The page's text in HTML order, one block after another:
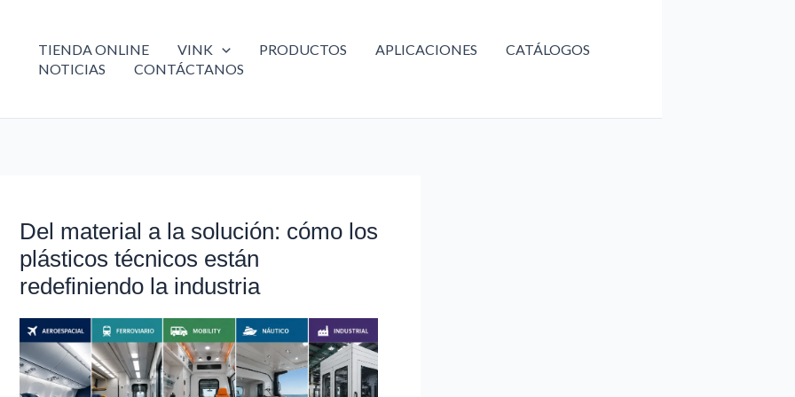
TIENDA ONLINE VINK PRODUCTOS APLICACIONES
CATÁLOGOS
NOTICIAS
CONTÁCTANOS
Del material a la solución: cómo los
plásticos técnicos están
redefiniendo la industria
Del
material
a
la
cómo
los
plásticos
técnicos